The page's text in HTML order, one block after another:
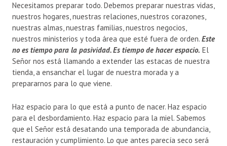
Necesitamos preparar todo. Debemos preparar nuestras vidas,
nuestros hogares, nuestras relaciones, nuestros corazones,
nuestras almas, nuestras familias, nuestros negocios,
nuestros ministerios y toda área que esté fuera de orden. Este
no es tiempo para la pasividad. Es tiempo de hacer espacio. El
Señor nos está llamando a extender las estacas de nuestra
tienda, a ensanchar el lugar de nuestra morada y a
prepararnos para lo que viene.
Haz espacio para lo que está a punto de nacer. Haz espacio
para el desbordamiento. Haz espacio para la miel. Sabemos
que el Señor está desatando una temporada de abundancia,
restauración y cumplimiento. Lo que antes parecía seco será